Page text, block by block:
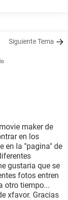
Siguiente Tema
maker de
en los
en la "pagina" de
gustaria que se
fotos entren
otro tiempo...
xfavor. Gracias